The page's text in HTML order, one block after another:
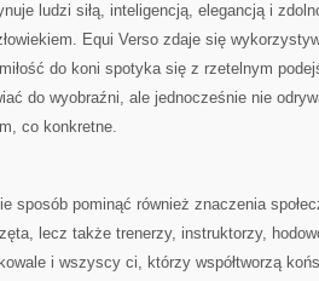
ludzi siłą, inteligencją, elegancją i
Equi Verso zdaje się
do koni spotyka się z rzetelnym
do wyobraźni, ale jednocześnie nie
co konkretne.
sposób pominąć również znaczenia
lecz także trenerzy, instruktorzy,
i wszyscy ci, którzy współtworzą